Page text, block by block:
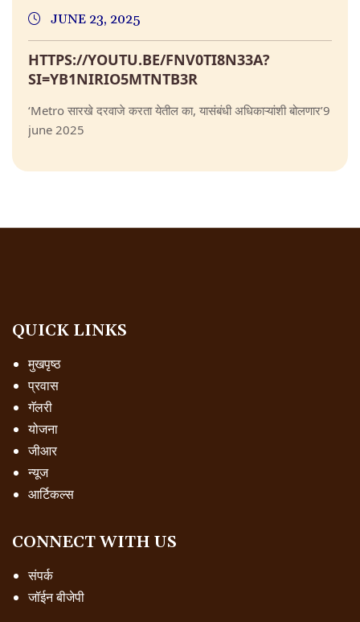
JUNE 23, 2025
HTTPS://YOUTU.BE/FNV0TI8N33A?
SI=YB1NIRIO5MTNTB3R
‘Metro सारखे दरवाजे करता येतील का, यासंबंधी अधिकाऱ्यांशी बोलणार’9
june 2025
QUICK LINKS
मुखपृष्ठ
प्रवास
गॅलरी
योजना
जीआर
न्यूज
आर्टिकल्स
CONNECT WITH US
संपर्क
जॉईन बीजेपी